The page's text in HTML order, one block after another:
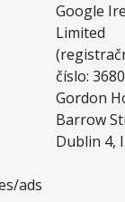
Google
Limited
číslo:
Gordon
Barrow
Dublin 4,
ads